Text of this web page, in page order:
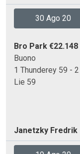
30 Ago 20
Bro Park €22.148
Buono
1 Thunderey 59 -
Lie 59
Janetzky Fredrik